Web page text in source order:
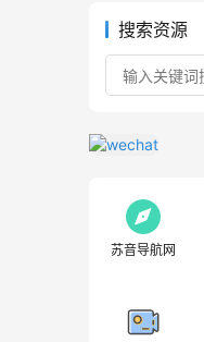
搜索资源
苏音导航网